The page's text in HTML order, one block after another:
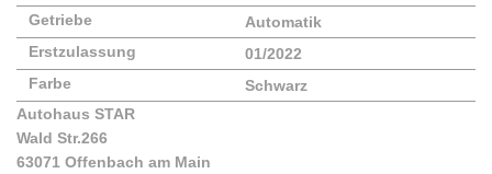
Getriebe
Automatik
Erstzulassung
01/2022
Farbe
Schwarz
Autohaus STAR
Wald Str.266
63071 Offenbach am Main